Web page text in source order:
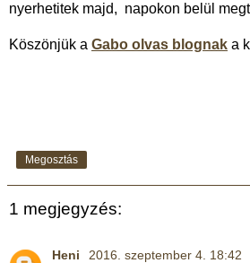
nyerhetitek majd, napokon belül
Köszönjük a Gabo olvas blognak a
Megosztás
1 megjegyzés:
Heni
2016. szeptember 4. 18:42